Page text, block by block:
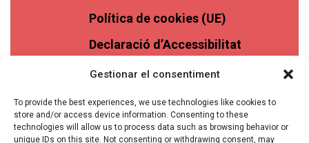
Gestionar el consentiment
To provide the best experiences, we use technologies like cookies to
store and/or access device information. Consenting to these
technologies will allow us to process data such as browsing behavior or
unique IDs on this site. Not consenting or withdrawing consent, may
Política de cookies (UE)
Declaració d’Accessibilitat